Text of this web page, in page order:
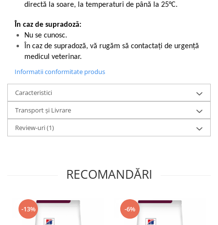
directă la soare, la temperaturi de până la 25°C.
În caz de supradoză:
Nu se cunosc.
În caz de supradoză, vă rugăm să contactați de urgență
medicul veterinar.
Informatii conformitate produs
Caracteristici
Transport și Livrare
Review-uri(1)
RECOMANDĂRI
-13% -6%